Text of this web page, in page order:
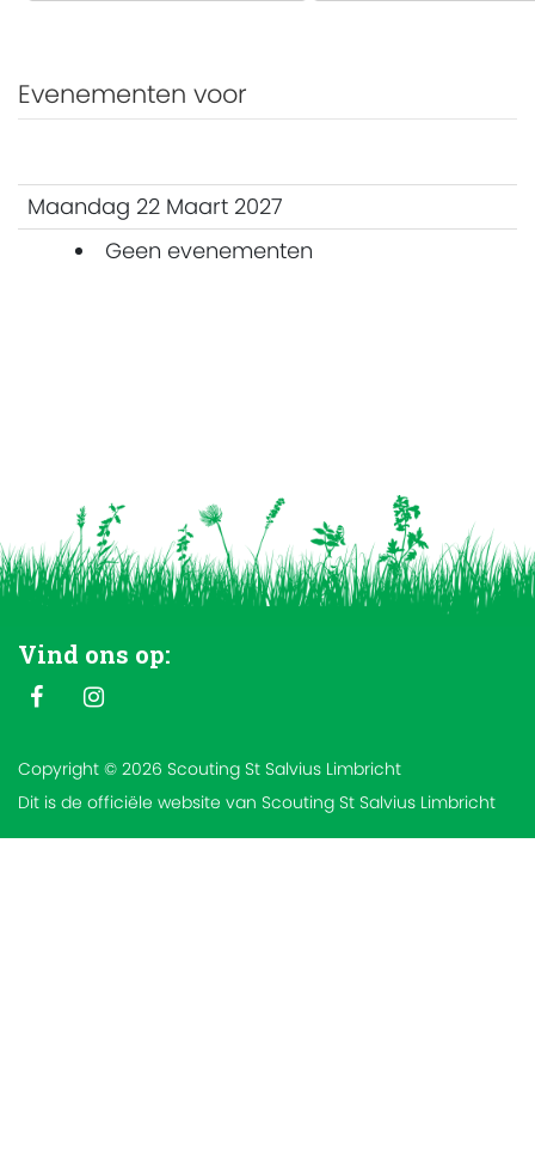
Evenementen voor
Maandag 22 Maart 2027
Geen evenementen
Vind ons op:
Copyright © 2026 Scouting St Salvius Limbricht
Dit is de officiële website van Scouting St Salvius Limbricht